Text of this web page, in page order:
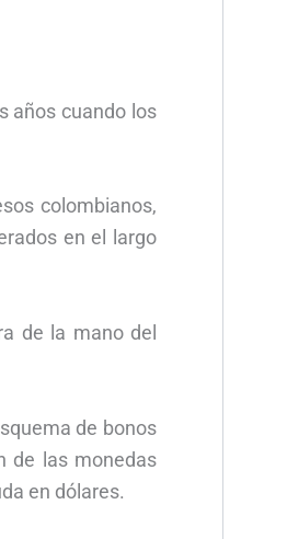
años cuando los
colombianos,
en el largo
de la mano del
de bonos
de las monedas
en dólares.